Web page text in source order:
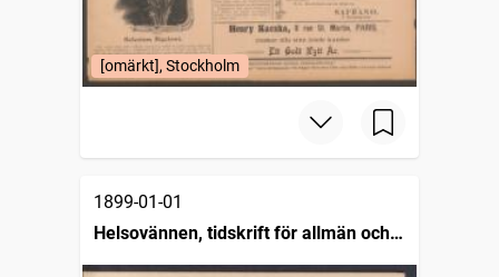
[omärkt], Stockholm
1899-01-01
Helsovännen, tidskrift för allmän och